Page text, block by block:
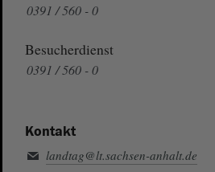
0391 / 560 - 0
Besucherdienst
0391 / 560 - 0
Kontakt
landtag@lt.sachsen-anhalt.de